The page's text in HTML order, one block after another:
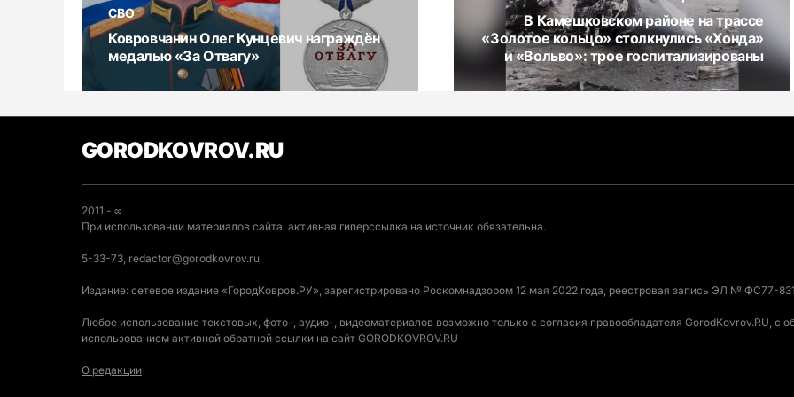
СВО
Ковровчанин Олег Кунцевич награждён
медалью «За Отвагу»
В Камешковском районе на трассе
«Золотое кольцо» столкнулись «Хонда»
и «Вольво»: трое госпитализированы
GORODKOVROV.RU
2011 - ∞
При использовании материалов сайта, активная гиперссылка на источник обязательна.
5-33-73, redactor@gorodkovrov.ru
Издание: сетевое издание «ГородКовров.РУ», зарегистрировано Роскомнадзором 12 мая 2022 года, реестровая запись ЭЛ № ФС77-
Любое использование текстовых, фото-, аудио-, видеоматериалов возможно только с согласия правообладателя GorodKovrov.RU, с
использованием активной обратной ссылки на сайт GORODKOVROV.RU
О редакции